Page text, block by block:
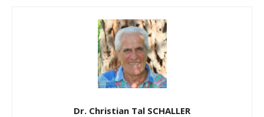
Dr. Christian Tal SCHALLER